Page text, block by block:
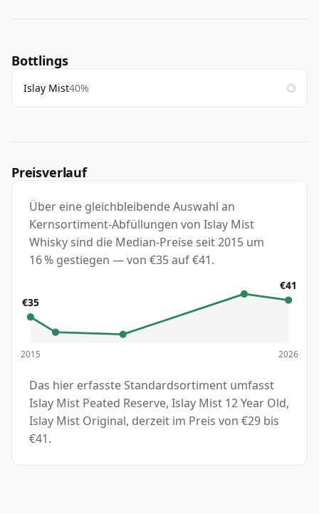
Bottlings
Islay Mist40%
Preisverlauf
Über eine gleichbleibende Auswahl an
Kernsortiment-Abfüllungen von Islay Mist
Whisky sind die Median-Preise seit 2015 um
16 % gestiegen — von €35 auf €41.
€35
2015
€41
2026
Das hier erfasste Standardsortiment umfasst
Islay Mist Peated Reserve, Islay Mist 12 Year Old,
Islay Mist Original, derzeit im Preis von €29 bis
€41.